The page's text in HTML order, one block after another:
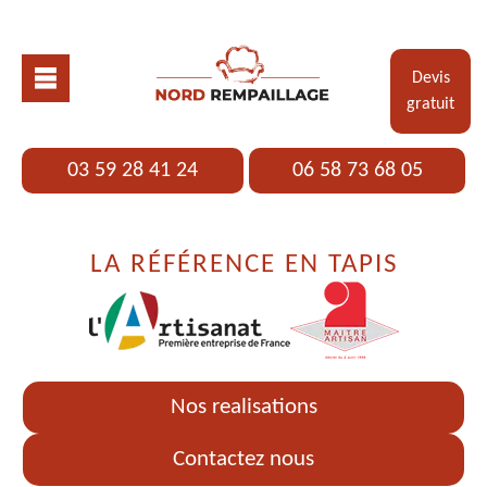
Devis
gratuit
03 59 28 41 24 06 58 73 68 05
LA RÉFÉRENCE EN TAPIS
Nos realisations
Contactez nous